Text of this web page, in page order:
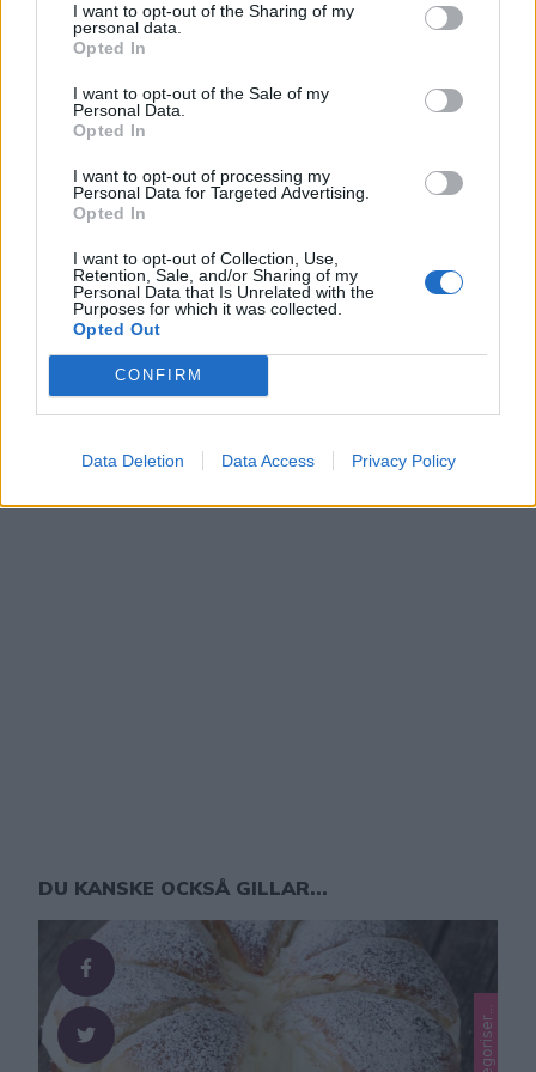
I want to opt-out of the Sharing of my
personal data.
Opted In
I want to opt-out of the Sale of my
Personal Data.
Opted In
I want to opt-out of processing my
Personal Data for Targeted Advertising.
Opted In
I want to opt-out of Collection, Use,
Retention, Sale, and/or Sharing of my
Personal Data that Is Unrelated with the
Purposes for which it was collected.
Opted Out
CONFIRM
Data Deletion Data Access Privacy Policy
DU KANSKE OCKSÅ GILLAR...
L
a
e